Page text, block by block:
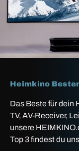
Heimkino
Das Beste für dein
TV, AV-Receiver,
unsere
Top 3 findest du